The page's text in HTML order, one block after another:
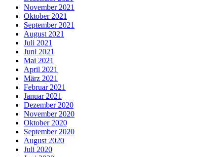
November 2021
Oktober 2021
September 2021
August 2021
Juli 2021
Juni 2021
Mai 2021
April 2021
März 2021
Februar 2021
Januar 2021
Dezember 2020
November 2020
Oktober 2020
September 2020
August 2020
Juli 2020